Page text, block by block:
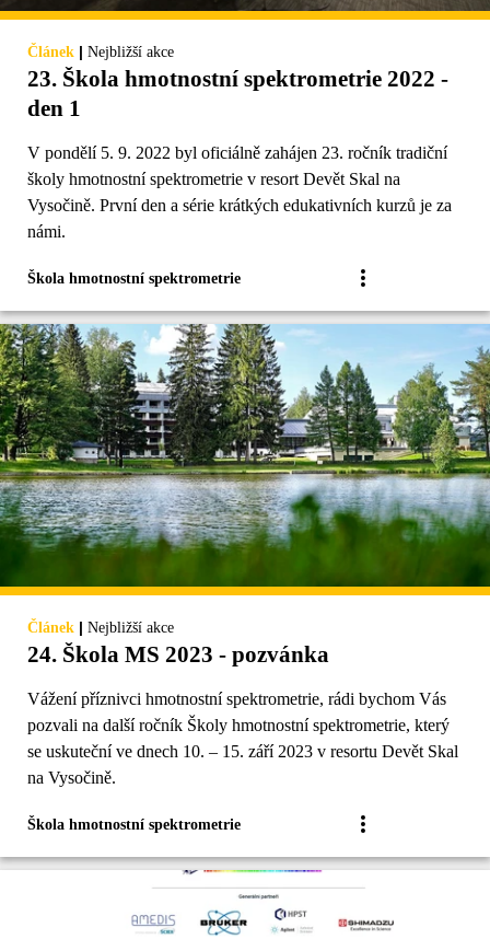
Článek | Nejbližší akce
23. Škola hmotnostní spektrometrie 2022 -
den 1
V pondělí 5. 9. 2022 byl oficiálně zahájen 23. ročník tradiční
školy hmotnostní spektrometrie v resort Devět Skal na
Vysočině. První den a série krátkých edukativních kurzů je za
námi.
Škola hmotnostní spektrometrie
Článek | Nejbližší akce
24. Škola MS 2023 - pozvánka
Vážení příznivci hmotnostní spektrometrie, rádi bychom Vás
pozvali na další ročník Školy hmotnostní spektrometrie, který
se uskuteční ve dnech 10. – 15. září 2023 v resortu Devět Skal
na Vysočině.
Škola hmotnostní spektrometrie